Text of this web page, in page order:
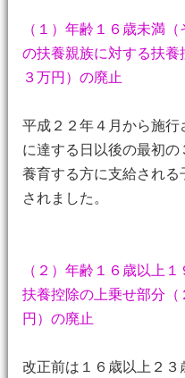
（１）年齢１６歳未満
の扶養親族に対する扶
３万円）の廃止
平成２２年４月から施
に達する日以後の最初
養育する方に支給される
されました。
（２）年齢１６歳以上
扶養控除の上乗せ部分
円）の廃止
改正前は１６歳以上２